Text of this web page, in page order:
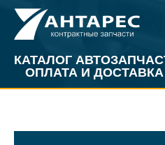
КАТАЛОГ
ОПЛАТА И ДОСТАВКА